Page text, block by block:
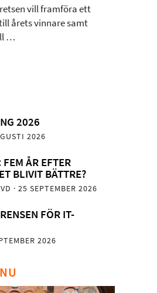
vill framföra ett
årets vinnare samt
…
2026
2026
ÅR EFTER
BLIVIT BÄTTRE?
· 25 SEPTEMBER 2026
FÖR IT-
2026